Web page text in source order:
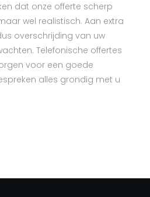
dat onze offerte scherp
wel realistisch. Aan extra
overschrijding van uw
Telefonische offertes
voor een goede
alles grondig met u